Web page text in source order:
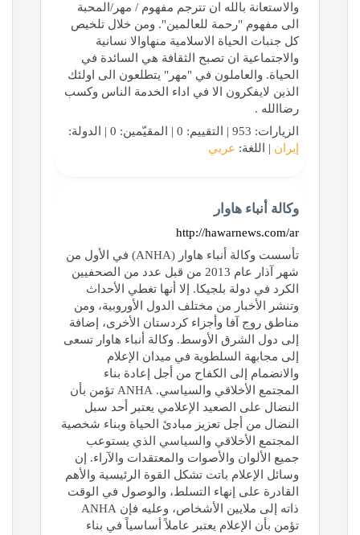
والاستعانة بالله ان تترجم مفهوم / مهر/المحبة
الی مفهوم "رحمة للعالمين". ومن خلال تلخيص
کل جنبات الحياة الاسلامية منهاوالا نسانية
والاجتماعية ان تصبح الثقافة هي السائدة في
الحياة. والعاملون في "مهر" يتطلعون الی اولئك
الذين لايفکرون الا في اداء الخدمة الناس وکسب
رضاالله .
الزيارات: 953 | التقييم: 0 | المقيّمين: 0 | الدولة:
إيران | اللغة: عربي
وكالة أنباء هاوار
http://hawarnews.com/ar
تأسست وكالة أنباء هاوار (ANHA) في الأول من
شهر آذار عام 2013 من قبل عدد من الصحفيين
الكرد في دولة بلجيكا. إلا أنها تغطي الأحداث
وتنشر الأخبار من مختلف الدول الأوروبية، ومن
مناطق روج آفا وأجزاء كردستان الأخرى، إضافة
إلى دول الشرق الأوسط. وكالة أنباء هاوار تسعى
إلى مجابهة السلطوية في ميدان الإعلام
والانضمام إلى الكفاح من أجل إعادة بناء
المجتمع الأخلاقي والسياسي. ANHA تؤمن بأن
النضال على الصعيد الإعلامي يعتبر أحد سبل
النضال من أجل تعزيز مبادئ الحياة وبناء شخصية
المجتمع الأخلاقي والسياسي الذي يستوعب
جميع الألوان والأصوات والمعتقدات والآراء. إن
وسائل الإعلام باتت تشكل القوة الرئيسية والأهم
القادرة على إنهاء التسلط، والوصول في الوقت
ذاته إلى ملايين الأشخاص، وعليه فإن ANHA
تؤمن بأن الإعلام يعتبر عاملاً أساسياً في بناء